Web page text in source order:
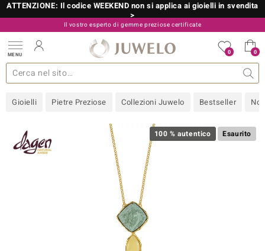
ATTENZIONE: Il codice WEEKEND non si applica ai gioielli in svendita
>
Il vostro esperto di gemme preziose certificate
800 986 787
MENU 0 0
Gioielli Pietre Preziose Collezioni Juwelo Bestseller
gioielli Design Metallo prezioso Misure anelli
più importanti Pietre preziose per colore Pietre preziose
Love
Informazioni generali Approfondimenti Consigli
Acquistare in diretta Juwelo
100 % autentico Esaurito